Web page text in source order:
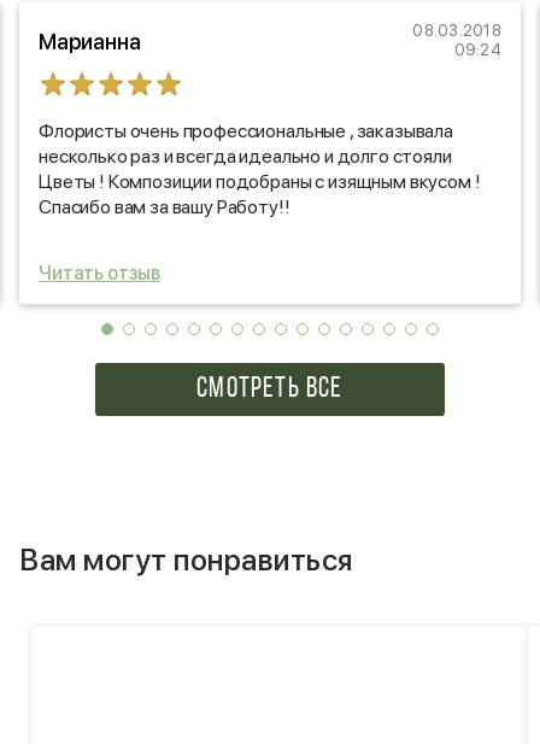
Марианна
08.03.2018
09:24
Флористы очень профессиональные , заказывала
несколько раз и всегда идеально и долго стояли
Цветы ! Композиции подобраны с изящным вкусом !
Спасибо вам за вашу Работу!!
Читать отзыв
СМОТРЕТЬ ВСЕ
Вам могут понравиться